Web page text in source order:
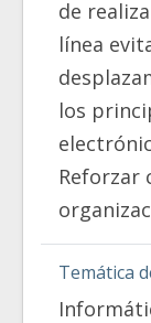
de
línea
los
Reforzar
Temática